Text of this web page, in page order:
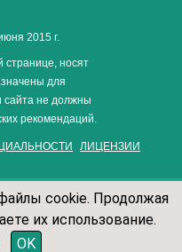
2015 г.
носят
для
сайта не должны
рекомендаций.
ЛИЦЕНЗИИ
телефону
cookie. Продолжая
их использование.
OK